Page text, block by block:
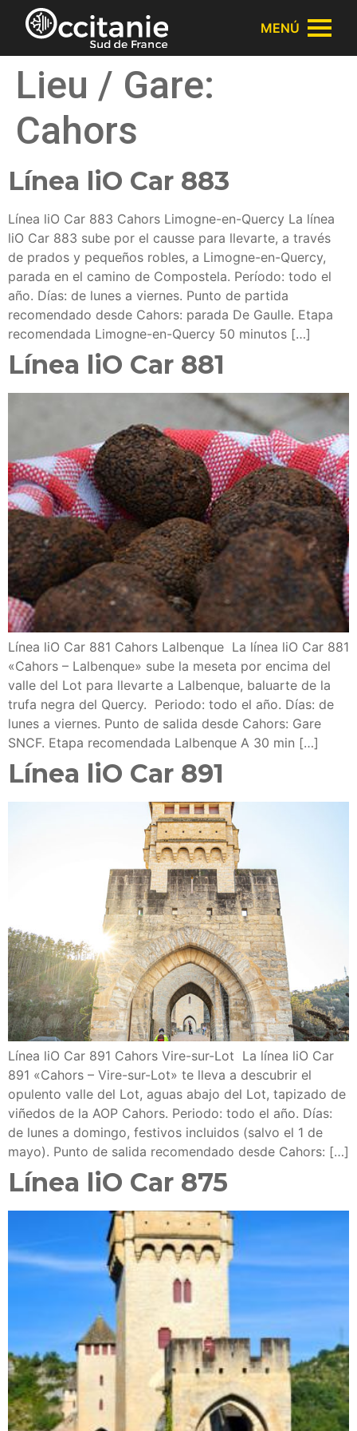
Panel de gestión de cookies
MENÚ
Lieu / Gare:
Cahors
Línea liO Car 883
Línea liO Car 883 Cahors Limogne-en-Quercy La línea
liO Car 883 sube por el causse para llevarte, a través
de prados y pequeños robles, a Limogne-en-Quercy,
parada en el camino de Compostela. Período: todo el
año. Días: de lunes a viernes. Punto de partida
recomendado desde Cahors: parada De Gaulle. Etapa
recomendada Limogne-en-Quercy 50 minutos […]
Línea liO Car 881
Línea liO Car 881 Cahors Lalbenque La línea liO Car 881
«Cahors – Lalbenque» sube la meseta por encima del
valle del Lot para llevarte a Lalbenque, baluarte de la
trufa negra del Quercy. Periodo: todo el año. Días: de
lunes a viernes. Punto de salida desde Cahors: Gare
SNCF. Etapa recomendada Lalbenque A 30 min […]
Línea liO Car 891
Línea liO Car 891 Cahors Vire-sur-Lot La línea liO Car
891 «Cahors – Vire-sur-Lot» te lleva a descubrir el
opulento valle del Lot, aguas abajo del Lot, tapizado de
viñedos de la AOP Cahors. Periodo: todo el año. Días:
de lunes a domingo, festivos incluidos (salvo el 1 de
mayo). Punto de salida recomendado desde Cahors: […]
Línea liO Car 875